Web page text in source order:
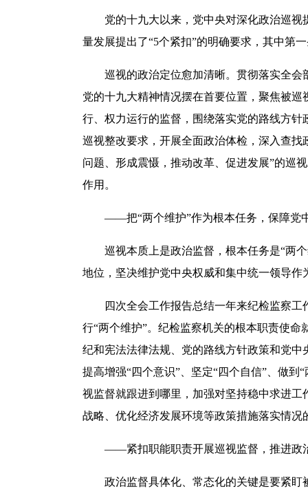
党的十九大以来，党中央对深化政治巡视
量发展提出了“5个紧扣”的明确要求，其中第
巡视的政治定位愈加清晰。贯彻落实全会
党的十九大精神情况摆在首要位置，聚焦被
行、权力运行的监督，围绕落实党的路线方
巡视整改要求，开展全面政治体检，深入查
问题、形成震慑，推动改革、促进发展”的巡
作用。
——把“两个维护”作为根本任务，保障党
巡视本质上是政治监督，根本任务是“两个
地位，坚决维护党中央权威和集中统一领导作
四次全会工作报告总结一年来纪检监察工
行“两个维护”。纪检监察机关的根本职责使
纪和宪法法律法规、党的路线方针政策和党
提高增强“四个意识”、坚定“四个自信”、做
视监督就跟进到哪里，加强对坚持稳中求进
战略、优化经济发展环境等政策措施落实情
——紧扣职能职责开展巡视监督，推进政
政治监督具体化、常态化的关键是要紧盯